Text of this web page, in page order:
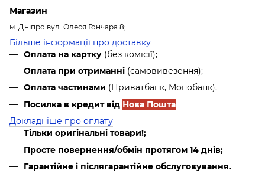
Магазин
м. Дніпро вул. Олеся Гончара 8;
Більше інформації про доставку
Оплата на картку (без комісії);
Оплата при отриманні (самовивезення);
Оплата частинами (Приватбанк, Монобанк).
Посилка в кредит від Нова Пошта
Докладніше про оплату
Тільки оригінальні товари!;
Просте повернення/обмін протягом 14 днів;
Гарантійне і післягарантійне обслуговування.